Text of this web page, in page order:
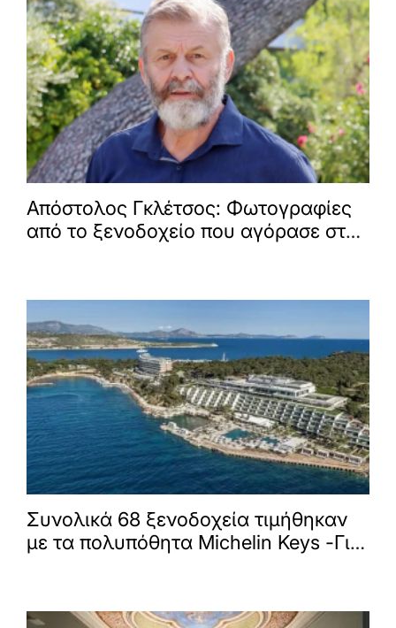
Απόστολος Γκλέτσος: Φωτογραφίες
από το ξενοδοχείο που αγόρασε στην
Συνολικά 68 ξενοδοχεία τιμήθηκαν
με τα πολυπόθητα Michelin Keys -Για